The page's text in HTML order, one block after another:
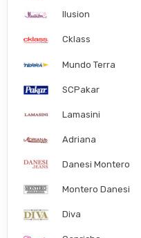
Ilusion
Cklass
Mundo Terra
SCPakar
Lamasini
Adriana
Danesi Montero
Montero Danesi
Diva